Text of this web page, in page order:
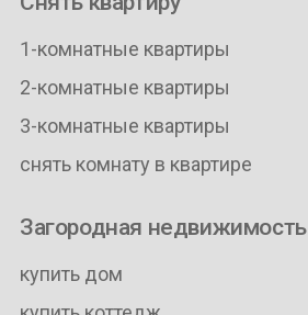
1-комнатные квартиры
2-комнатные квартиры
3-комнатные квартиры
снять комнату в квартире
Загородная недвижимость
купить дом